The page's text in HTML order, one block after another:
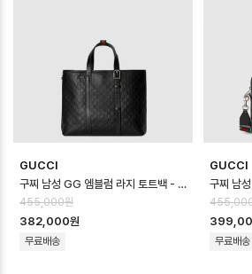
GUCCI
구찌 남성 GG 엠블럼 라지 토트백 - Gucci Mens GG Emblem Large T…
455,000원
382,000원
무료배송
GUCCI
무료배송